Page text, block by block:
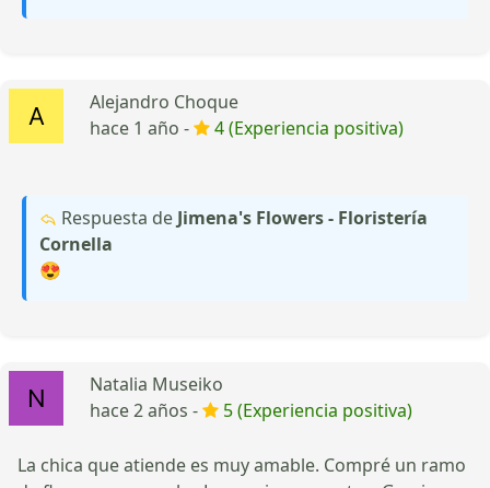
Alejandro Choque
hace 1 año -
4 (Experiencia positiva)
Respuesta de Jimena's Flowers - Floristería
Cornella
😍
Natalia Museiko
hace 2 años -
5 (Experiencia positiva)
La chica que atiende es muy amable. Compré un ramo